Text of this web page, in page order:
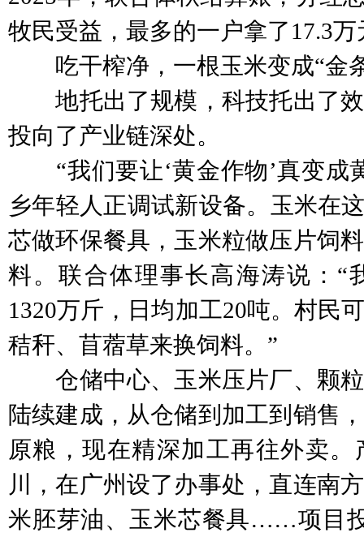
牧民受益，最多的一户拿了17.3万
吃干榨净，一根玉米变成“金
地托出了规模，科技托出了效
投向了产业链深处。
“我们要让‘黄金作物’真变成
乡年轻人正调试新设备。玉米在
芯做环保餐具，玉米粒做压片饲
料。联合体理事长高海涛说：“
1320万斤，日均加工20吨。村民
秸秆、苜蓿草来换饲料。”
仓储中心、玉米压片厂、颗粒
陆续建成，从仓储到加工到销售
原粮，现在精深加工再往外卖
川，在广州设了办事处，直连南
米胚芽油、玉米芯餐具……项目